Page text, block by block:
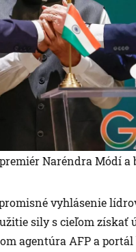
Naréndra Módí a
vyhlásenie
sily s cieľom získať
agentúra AFP a